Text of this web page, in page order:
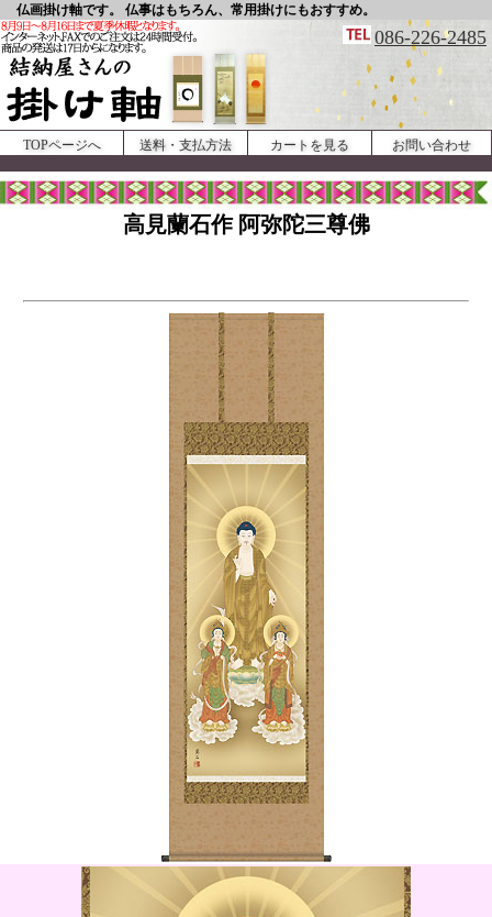
仏画掛け軸です。 仏事はもちろん、常用掛けにもおすすめ。
086-226-2485
TOPページへ 送料・支払方法 カートを見る お問い合わせ
高見蘭石作 阿弥陀三尊佛